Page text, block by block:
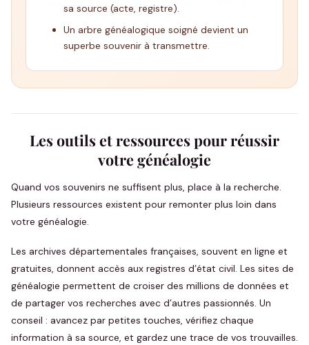
sa source (acte, registre).
Un arbre généalogique soigné devient un
superbe souvenir à transmettre.
Les outils et ressources pour réussir
votre généalogie
Quand vos souvenirs ne suffisent plus, place à la recherche.
Plusieurs ressources existent pour remonter plus loin dans
votre généalogie.
Les archives départementales françaises, souvent en ligne et
gratuites, donnent accès aux registres d’état civil. Les sites de
généalogie permettent de croiser des millions de données et
de partager vos recherches avec d’autres passionnés. Un
conseil : avancez par petites touches, vérifiez chaque
information à sa source, et gardez une trace de vos trouvailles.